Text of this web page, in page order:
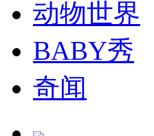
司机酒驾遇交警 急速倒
动物世界
BABY秀
奇闻